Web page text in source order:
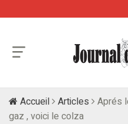
Accueil Articles
Aprés
gaz , voici le colza